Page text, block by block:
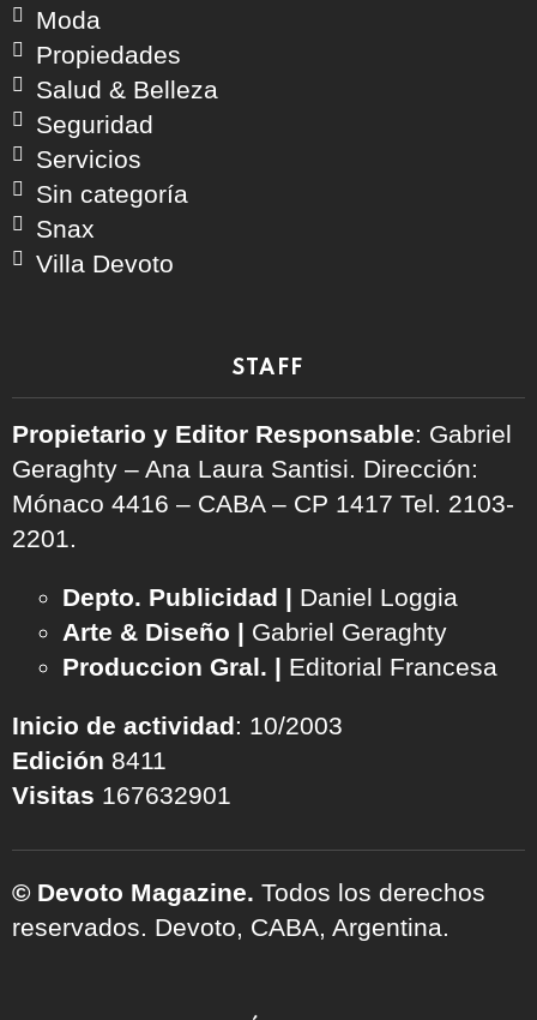
Moda
Propiedades
Salud & Belleza
Seguridad
Servicios
Sin categoría
Snax
Villa Devoto
STAFF
Propietario y Editor Responsable: Gabriel
Geraghty – Ana Laura Santisi. Dirección:
Mónaco 4416 – CABA – CP 1417 Tel. 2103-
2201.
Depto. Publicidad | Daniel Loggia
Arte & Diseño | Gabriel Geraghty
Produccion Gral. | Editorial Francesa
Inicio de actividad: 10/2003
Edición 8411
Visitas 167632901
© Devoto Magazine. Todos los derechos
reservados. Devoto, CABA, Argentina.